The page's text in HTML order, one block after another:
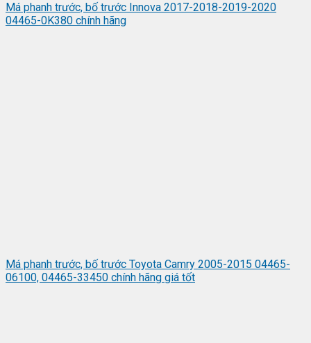
Má phanh trước, bố trước Innova 2017-2018-2019-2020
04465-0K380 chính hãng
Má phanh trước, bố trước Toyota Camry 2005-2015 04465-
06100, 04465-33450 chính hãng giá tốt